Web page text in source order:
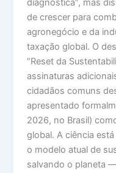
diagnóstica”, mas
de crescer para
agronegócio e da
taxação global. O
“Reset da
assinaturas
cidadãos comuns
apresentado
2026, no Brasil)
global. A ciência
o modelo atual de
salvando o planeta